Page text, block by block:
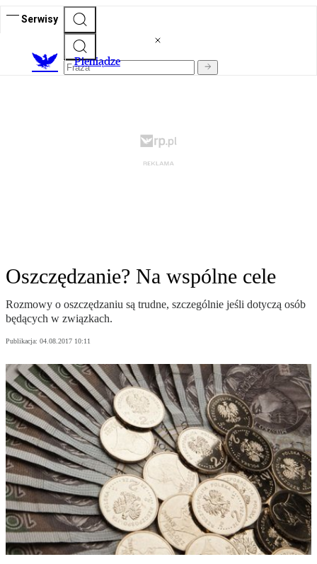
Serwisy
Pieniądze
Oszczędzanie? Na wspólne cele
Rozmowy o oszczędzaniu są trudne, szczególnie jeśli dotyczą osób
będących w związkach.
Publikacja: 04.08.2017 10:11